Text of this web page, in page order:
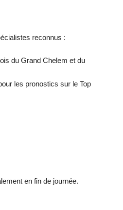
reconnus :
du Grand Chelem et du
les pronostics sur le Top
en fin de journée.